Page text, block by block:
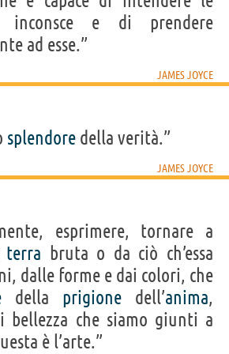
inconsce e di prendere
ad esse.”
JAMES JOYCE
splendore della verità.”
JAMES JOYCE
esprimere, tornare a
terra bruta o da ciò ch’essa
dalle forme e dai colori, che
della prigione dell’anima,
bellezza che siamo giunti a
è l’arte.”